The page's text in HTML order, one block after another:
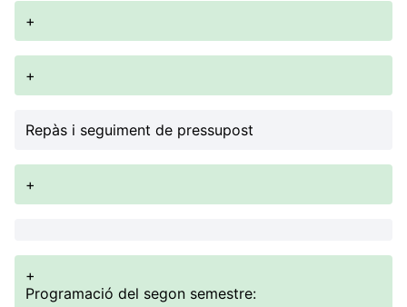
+
+
Repàs i seguiment de pressupost
+
+
Programació del segon semestre: